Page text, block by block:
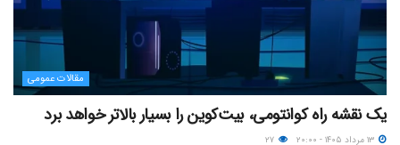
مقالات عمومی
یک نقشه راه کوانتومی، بیت‌کوین را بسیار بالاتر خواهد برد